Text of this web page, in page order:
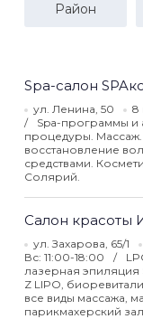
Район
Spa-салон
ул. Ленина, 50 8
Spa-программы и
процедуры.
восстановление
средствами.
Солярий.
Салон красоты
ул. Захарова, 65/1
Вс: 11:00-18:00
лазерная эпиляция
Z LIPO,
все виды массажа,
парикмахерский